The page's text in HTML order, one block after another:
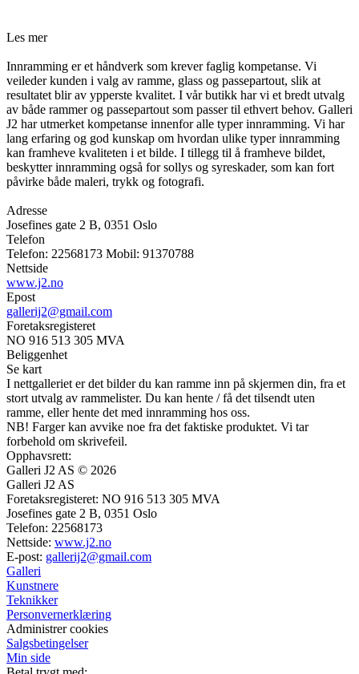
Les mer
Innramming er et håndverk som krever faglig kompetanse. Vi
veileder kunden i valg av ramme, glass og passepartout, slik at
resultatet blir av ypperste kvalitet. I vår butikk har vi et bredt utvalg
av både rammer og passepartout som passer til ethvert behov. Galleri
J2 har utmerket kompetanse innenfor alle typer innramming. Vi har
lang erfaring og god kunskap om hvordan ulike typer innramming
kan framheve kvaliteten i et bilde. I tillegg til å framheve bildet,
beskytter innramming også for sollys og syreskader, som kan fort
påvirke både maleri, trykk og fotografi.
Adresse
Josefines gate 2 B, 0351 Oslo
Telefon
Telefon: 22568173 Mobil: 91370788
Nettside
www.j2.no
Epost
gallerij2@gmail.com
Foretaksregisteret
NO 916 513 305 MVA
Beliggenhet
Se kart
I nettgalleriet er det bilder du kan ramme inn på skjermen din, fra et
stort utvalg av rammelister. Du kan hente / få det tilsendt uten
ramme, eller hente det med innramming hos oss.
NB! Farger kan avvike noe fra det faktiske produktet. Vi tar
forbehold om skrivefeil.
Opphavsrett:
Galleri J2 AS © 2026
Galleri J2 AS
Foretaksregisteret: NO 916 513 305 MVA
Josefines gate 2 B, 0351 Oslo
Telefon: 22568173
Nettside: www.j2.no
E-post: gallerij2@gmail.com
Galleri
Kunstnere
Teknikker
Personvernerklæring
Administrer cookies
Salgsbetingelser
Min side